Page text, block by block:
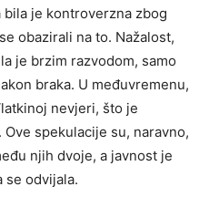
je kontroverzna zbog
obazirali na to. Nažalost,
je brzim razvodom, samo
braka. U međuvremenu,
nevjeri, što je
spekulacije su, naravno,
njih dvoje, a javnost je
se odvijala.